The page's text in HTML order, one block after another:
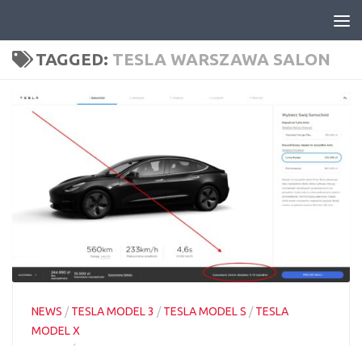
TAGGED: TESLA WARSZAWA SALON
NEWS /TESLA MODEL 3 /TESLA MODEL S /TESLA
MODEL X